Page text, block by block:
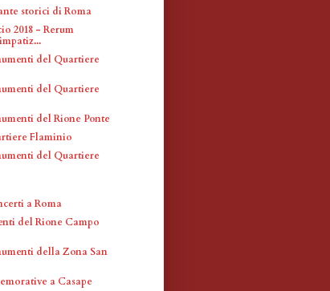
storici di Roma
2018 - Rerum
del Quartiere
del Quartiere
del Rione Ponte
Flaminio
del Quartiere
a Roma
del Rione Campo
della Zona San
a Casape